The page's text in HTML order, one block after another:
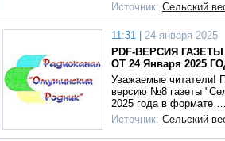
Источник: Сельский
11:31 |
24 января 2025
PDF-ВЕРСИЯ
ОТ 24 Января 2025
Уважаемые читатели!
версию №8 газеты
2025 года в формате …
Источник: Сельский